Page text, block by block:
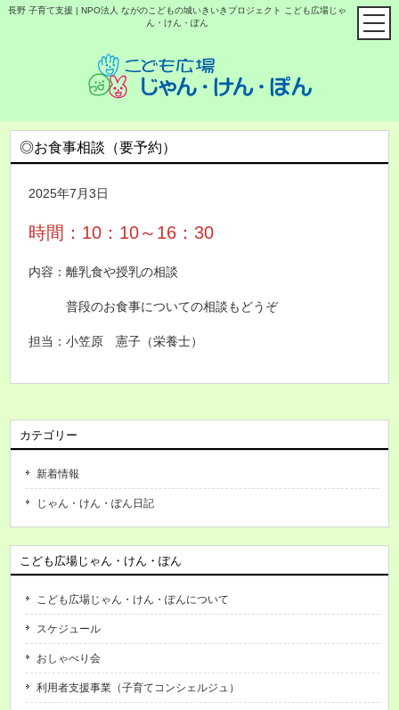
長野 子育て支援 | NPO法人 ながのこどもの城いきいきプロジェクト こども広場じゃ
ん・けん・ぽん
◎お食事相談（要予約）
2025年7月3日
時間：10：10～16：30
内容：離乳食や授乳の相談
普段のお食事についての相談もどうぞ
担当：小笠原 憲子（栄養士）
カテゴリー
新着情報
じゃん・けん・ぽん日記
こども広場じゃん・けん・ぽん
こども広場じゃん・けん・ぽんについて
スケジュール
おしゃべり会
利用者支援事業（子育てコンシェルジュ）